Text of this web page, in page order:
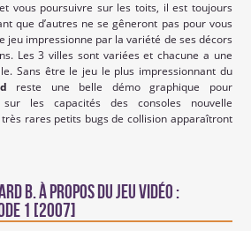
vous poursuivre sur les toits, il est toujours
que d’autres ne se gêneront pas pour vous
jeu impressionne par la variété de ses décors
Les 3 villes sont variées et chacune a une
Sans être le jeu le plus impressionnant du
reste une belle démo graphique pour
les capacités des consoles nouvelle
rares petits bugs de collision apparaîtront
B.à propos du Jeu Vidéo :
1 [2007]